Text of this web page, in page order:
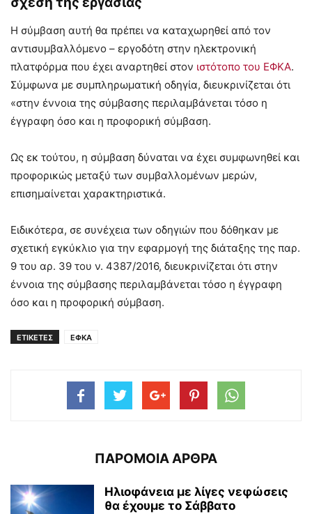
Η σύμβαση αυτή θα πρέπει να καταχωρηθεί από τον
αντισυμβαλλόμενο – εργοδότη στην ηλεκτρονική
πλατφόρμα που έχει αναρτηθεί στον ιστότοπο του ΕΦΚΑ.
Σύμφωνα με συμπληρωματική οδηγία, διευκρινίζεται ότι
«στην έννοια της σύμβασης περιλαμβάνεται τόσο η
έγγραφη όσο και η προφορική σύμβαση.
Ως εκ τούτου, η σύμβαση δύναται να έχει συμφωνηθεί και
προφορικώς μεταξύ των συμβαλλομένων μερών,
επισημαίνεται χαρακτηριστικά.
Ειδικότερα, σε συνέχεια των οδηγιών που δόθηκαν με
σχετική εγκύκλιο για την εφαρμογή της διάταξης της παρ.
9 του αρ. 39 του ν. 4387/2016, διευκρινίζεται ότι στην
έννοια της σύμβασης περιλαμβάνεται τόσο η έγγραφη
όσο και η προφορική σύμβαση.
ΕΤΙΚΕΤΕΣ ΕΦΚΑ
ΠΑΡΟΜΟΙΑ ΑΡΘΡΑ
Ηλιοφάνεια με λίγες νεφώσεις
θα έχουμε το Σάββατο